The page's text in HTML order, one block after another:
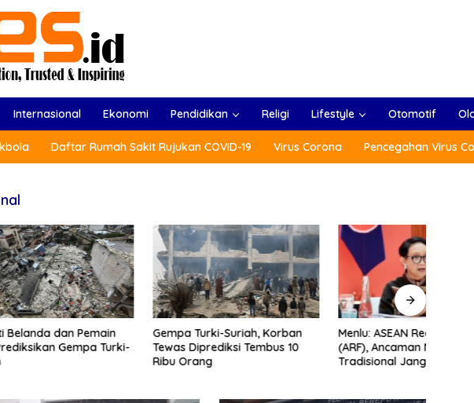
Internasional Ekonomi Pendidikan Religi Lifestyle Otomotif
Daftar Rumah Sakit Rujukan COVID-19 Virus Corona Pencegahan Virus
Turki-
Gempa Turki-Suriah, Korban
Tewas Diprediksi Tembus 10
Menlu: ASEAN Regional Forum
(ARF), Ancaman Non-
Tradisional Jangan Dilupakan